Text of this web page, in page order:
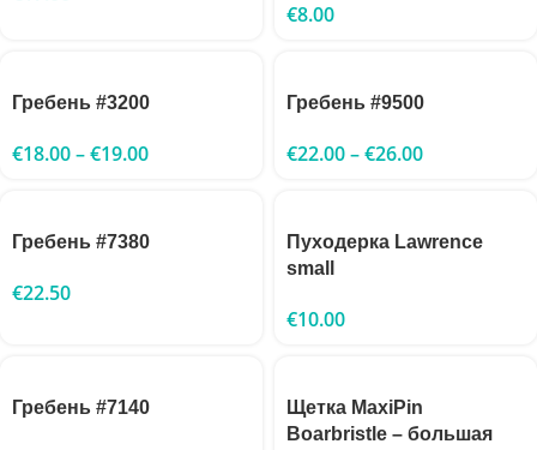
€8.00
Гребень #3200
€18.00–€19.00
Гребень #9500
€22.00–€26.00
Гребень #7380
€22.50
Пуходерка Lawrence
small
€10.00
Гребень #7140
Щетка MaxiPin
Boarbristle – большая